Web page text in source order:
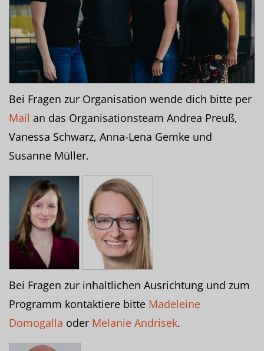
Bei Fragen zur Organisation wende dich bitte per
Mail an das Organisationsteam Andrea Preuß,
Vanessa Schwarz, Anna-Lena Gemke und
Susanne Müller.
Bei Fragen zur inhaltlichen Ausrichtung und zum
Programm kontaktiere bitte Madeleine
Domogalla oder Melanie Andrisek.